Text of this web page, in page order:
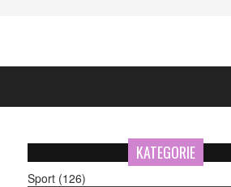
KATEGORIE
Sport (126)